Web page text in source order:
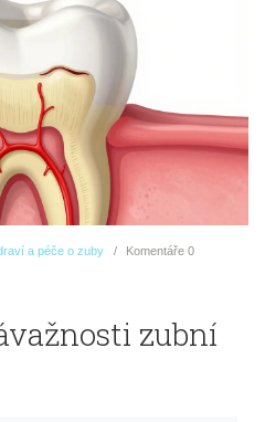
a péče o zuby Komentáře 0
zubní